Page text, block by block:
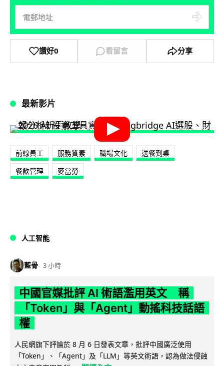
讚好0 看留言 分享
最新影片
前線員工 服務質素 職場文化
送餐到桌
餐飲管理
麥當勞
人工智能
藍骨 3 小時
中國官媒批評 AI 術語濫用英文 稱
「Token」與「Agent」動搖科技話語
權
人民網旗下評論於 8 月 6 日發表文章，批評中國廣泛使用
「Token」、「Agent」及「LLM」等英文術語，認為做法侵蝕